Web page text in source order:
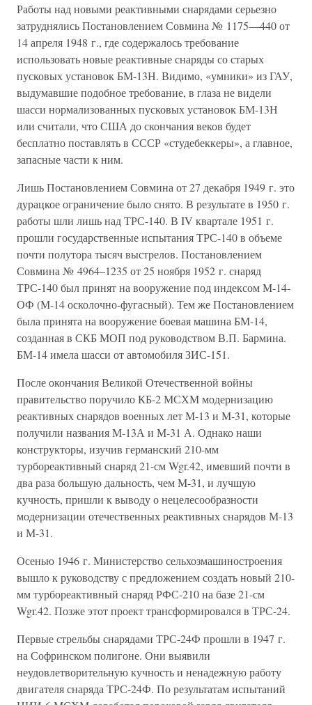
Работы над новыми реактивными снарядами серьезно
затруднялись Постановлением Совмина № 1175—440 от
14 апреля 1948 г., где содержалось требование
использовать новые реактивные снаряды со старых
пусковых установок БМ-13Н. Видимо, «умники» из ГАУ,
выдумавшие подобное требование, в глаза не видели
шасси нормализованных пусковых установок БМ-13Н
или считали, что США до скончания веков будет
бесплатно поставлять в СССР «студебеккеры», а главное,
запасные части к ним.
Лишь Постановлением Совмина от 27 декабря 1949 г. это
дурацкое ограничение было снято. В результате в 1950 г.
работы шли лишь над ТРС-140. В IV квартале 1951 г.
прошли государственные испытания ТРС-140 в объеме
почти полутора тысяч выстрелов. Постановлением
Совмина № 4964–1235 от 25 ноября 1952 г. снаряд
ТРС-140 был принят на вооружение под индексом М-14-
ОФ (М-14 осколочно-фугасный). Тем же Постановлением
была принята на вооружение боевая машина БМ-14,
созданная в СКБ МОП под руководством В.П. Бармина.
БМ-14 имела шасси от автомобиля ЗИС-151.
После окончания Великой Отечественной войны
правительство поручило КБ-2 МСХМ модернизацию
реактивных снарядов военных лет М-13 и М-31, которые
получили названия М-13А и М-31 А. Однако наши
конструкторы, изучив германский 210-мм
турбореактивный снаряд 21-см Wgr.42, имевший почти в
два раза большую дальность, чем М-31, и лучшую
кучность, пришли к выводу о нецелесообразности
модернизации отечественных реактивных снарядов М-13
и М-31.
Осенью 1946 г. Министерство сельхозмашиностроения
вышло к руководству с предложением создать новый 210-
мм турбореактивный снаряд РФС-210 на базе 21-см
Wgr.42. Позже этот проект трансформировался в ТРС-24.
Первые стрельбы снарядами ТРС-24Ф прошли в 1947 г.
на Софринском полигоне. Они выявили
неудовлетворительную кучность и ненадежную работу
двигателя снаряда ТРС-24Ф. По результатам испытаний